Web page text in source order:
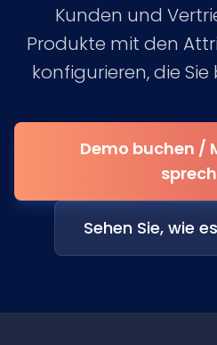
Kunden und
Produkte mit den
konfigurieren, die
Demo buchen /
Sehen Sie, wie